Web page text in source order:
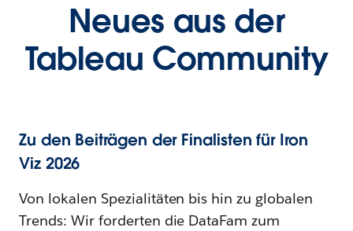
Neues aus der
Tableau Community
Zu den Beiträgen der Finalisten für Iron
Viz 2026
Von lokalen Spezialitäten bis hin zu globalen
Trends: Wir forderten die DataFam zum